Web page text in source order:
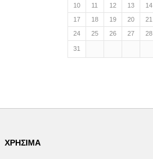
10 11 12 13 14
17
18 19 20 21
24
25 26 27 28
31
ΧΡΉΣΙΜΑ